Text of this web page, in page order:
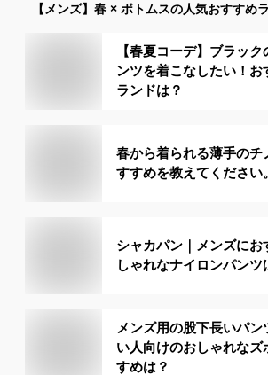
【メンズ】 春 × ボトムスの人気おすすめ
【春夏コーデ】ブラッ
ンツを着こなしたい！お
ランドは？
春から着られる薄手のチ
すすめを教えてください。
シャカパン｜メンズにお
しゃれなナイロンパンツ
メンズ用の股下長いパン
い人向けのおしゃれなズ
すめは？